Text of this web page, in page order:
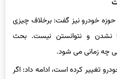
خودرو نیز گفت: برخلاف چیزی
نشدن و نتوانستن نیست. بحث
چه زمانی می شود.
تغییر کرده است، ادامه داد: اگر
پیش از این در هر خانواده ۴ خودرو بود الان دو ماشین هست. در